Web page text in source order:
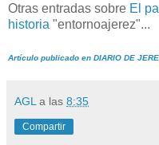
Otras entradas sobre El
historia "entornoajerez"...
Artículo publicado en DIARIO DE
AGL a las 8:35
Compartir